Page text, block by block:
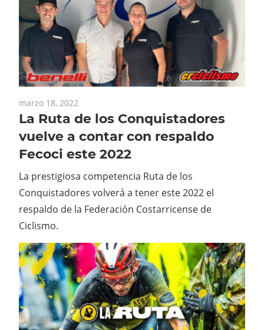
marzo 18, 2022
La Ruta de los Conquistadores
vuelve a contar con respaldo
Fecoci este 2022
La prestigiosa competencia Ruta de los
Conquistadores volverá a tener este 2022 el
respaldo de la Federación Costarricense de
Ciclismo.